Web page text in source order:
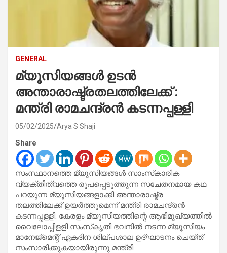
GENERAL
മ്യൂസിയങ്ങൾ ഉടൻ
അന്താരാഷ്ട്രതലത്തിലേക്ക് :
മന്ത്രി രാമചന്ദ്രൻ കടന്നപ്പള്ളി
05/02/2025 Arya S Shaji
Share
സംസ്ഥാനത്തെ മ്യൂസിയങ്ങൾ സാംസ്‌കാരിക
വ്യക്തിത്വത്തെ രൂപപ്പെടുത്തുന്ന സചേതനമായ കഥ
പറയുന്ന മ്യൂസിയങ്ങളാക്കി അന്താരാഷ്ട്ര
തലത്തിലേക്ക് ഉയർത്തുമെന്ന് മന്ത്രി രാമചന്ദ്രൻ
കടന്നപ്പള്ളി. കേരളം മ്യൂസിയത്തിന്റെ ആഭിമുഖ്യത്തിൽ
വൈലോപ്പിളളി സംസ്‌കൃതി ഭവനിൽ നടന്ന മ്യൂസിയം
മാനേജ്‌മെന്റ്‌ ഏകദിന ശില്പശാല ഉദ്ഘാടനം ചെയ്ത്
സംസാരിക്കുകയായിരുന്നു മന്ത്രി.